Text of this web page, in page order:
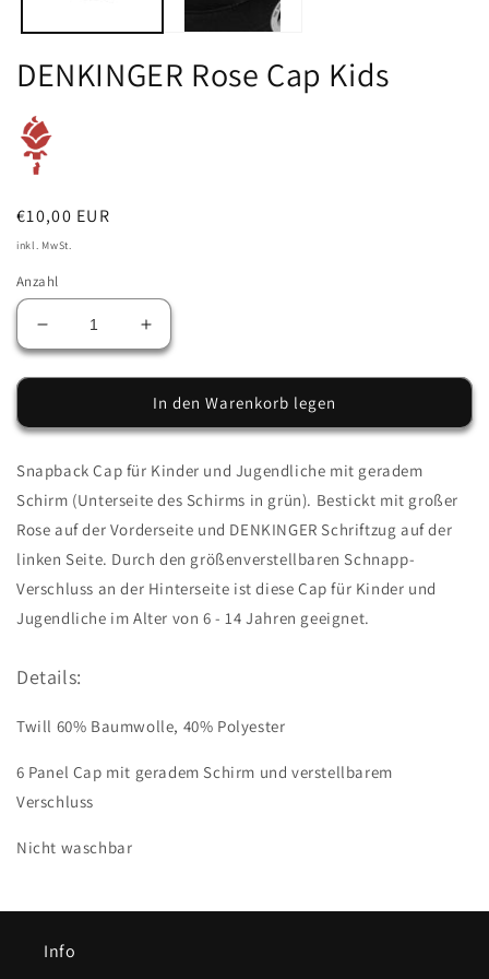
DENKINGER Rose Cap Kids
Normaler
Preis
€10,00 EUR
inkl. MwSt.
Anzahl
Verringere
die
Menge
DENKINGER
Cap
Kids
Erhöhe
die
Menge
für
DENKINGER
Cap
Kids
In den Warenkorb legen
Snapback Cap für Kinder und Jugendliche mit geradem
Schirm (Unterseite des Schirms in grün). Bestickt mit großer
Rose auf der Vorderseite und DENKINGER Schriftzug auf der
linken Seite. Durch den größenverstellbaren Schnapp-
Verschluss an der Hinterseite ist diese Cap für Kinder und
Jugendliche im Alter von 6 - 14 Jahren geeignet.
Details:
Twill 60% Baumwolle, 40% Polyester
6 Panel Cap mit geradem Schirm und verstellbarem
Verschluss
Nicht waschbar
Info